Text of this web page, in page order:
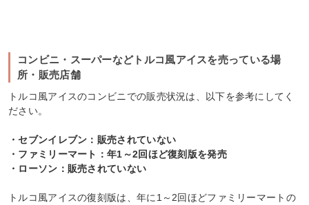
コンビニ・スーパーなどトルコ風アイスを売っている場
所・販売店舗
トルコ風アイスのコンビニでの販売状況は、以下を参考にしてく
ださい。
・セブンイレブン：販売されていない
・ファミリーマート：年1～2回ほど復刻版を発売
・ローソン：販売されていない
トルコ風アイスの復刻版は、年に1～2回ほどファミリーマートの